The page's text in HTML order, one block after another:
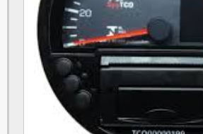
Tacografo caminhao preço
Sensor de velocímetro em São Bernardo do
Sensor de velocímetro em São Paulo
Tacografo eletrônico
Preço de sensor de velocidade em São
Preço de sensor de velocidade em São Paulo